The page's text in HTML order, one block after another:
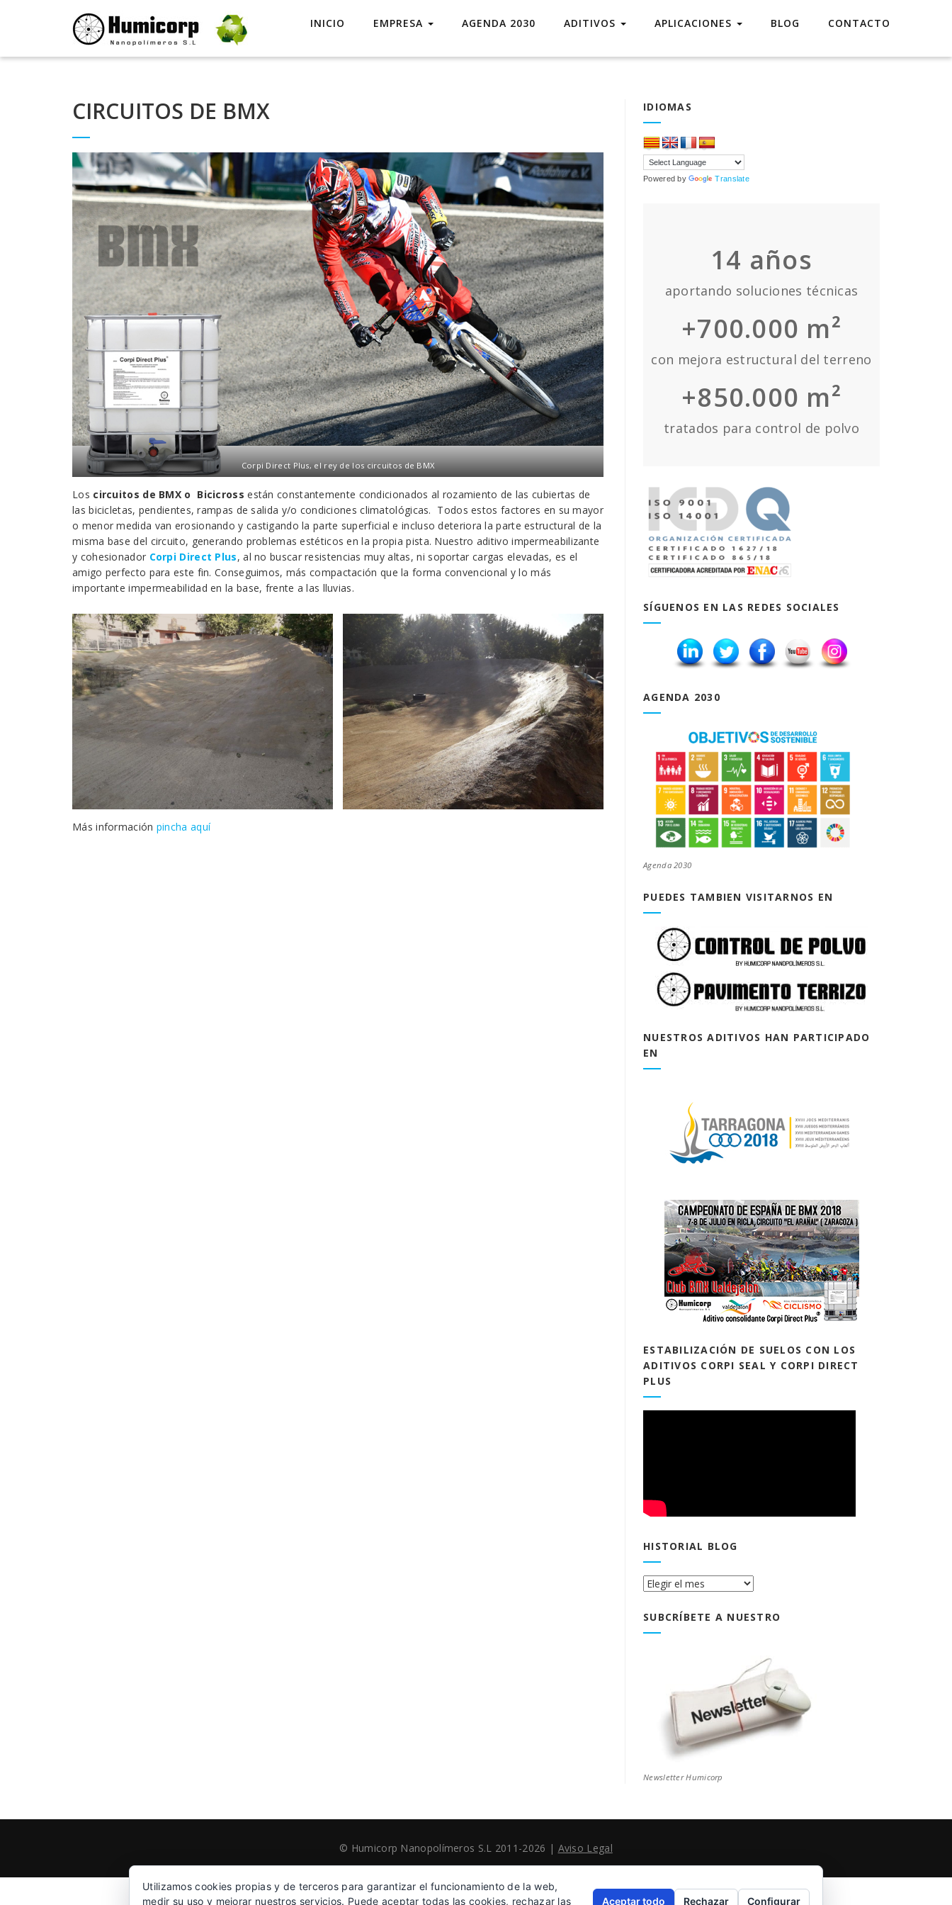
INICIO EMPRESA AGENDA 2030 ADITIVOS APLICACIONES BLOG CONTACTO
CIRCUITOS DE BMX
Corpi Direct Plus, el rey de los circuitos de BMX
Los circuitos de BMX o Bicicross están constantemente condicionados al rozamiento de las cubiertas de
las bicicletas, pendientes, rampas de salida y/o condiciones climatológicas. Todos estos factores en su mayor
o menor medida van erosionando y castigando la parte superficial e incluso deteriora la parte estructural de la
misma base del circuito, generando problemas estéticos en la propia pista. Nuestro aditivo impermeabilizante
y cohesionador Corpi Direct Plus, al no buscar resistencias muy altas, ni soportar cargas elevadas, es el
amigo perfecto para este fin. Conseguimos, más compactación que la forma convencional y lo más
importante impermeabilidad en la base, frente a las lluvias.
Más información pincha aquí
IDIOMAS
Powered by Translate
14 años
aportando soluciones técnicas
+700.000 m²
con mejora estructural del terreno
+850.000 m²
tratados para control de polvo
SÍGUENOS EN LAS REDES SOCIALES
AGENDA 2030
Agenda 2030
PUEDES TAMBIEN VISITARNOS EN
NUESTROS ADITIVOS HAN PARTICIPADO
EN
ESTABILIZACIÓN DE SUELOS CON LOS
ADITIVOS CORPI SEAL Y CORPI DIRECT
PLUS
HISTORIAL BLOG
Historial
SUBCRÍBETE A NUESTRO
Newsletter Humicorp
© Humicorp Nanopolímeros S.L 2011-2026 | Aviso Legal
Utilizamos cookies propias y de terceros para garantizar el funcionamiento de la web,
medir su uso y mejorar nuestros servicios. Puede aceptar todas las cookies, rechazar las
Aceptar todo Rechazar Configurar